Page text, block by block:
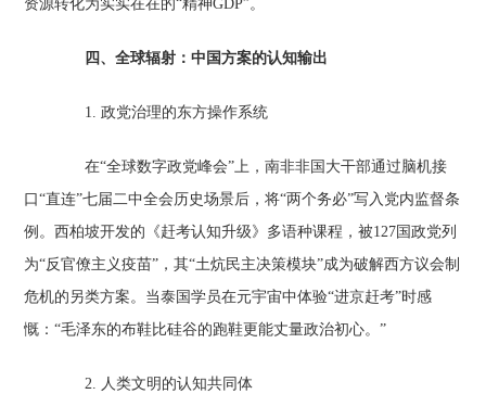
资源转化为实实在在的“精神GDP”。
四、全球辐射：中国方案的认知输出‌
1. 政党治理的东方操作系统‌
在“全球数字政党峰会”上，南非非国大干部通过脑机接
口“直连”七届二中全会历史场景后，将“两个务必”写入党内监督条
例。西柏坡开发的《赶考认知升级》多语种课程，被127国政党列
为“反官僚主义疫苗”，其“土炕民主决策模块”成为破解西方议会制
危机的另类方案。当泰国学员在元宇宙中体验“进京赶考”时感
慨：“毛泽东的布鞋比硅谷的跑鞋更能丈量政治初心。”
2. 人类文明的认知共同体‌